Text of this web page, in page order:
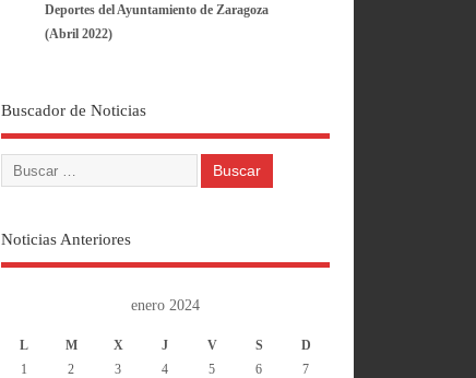
Deportes del Ayuntamiento de Zaragoza
(Abril 2022)
Buscador de Noticias
Noticias Anteriores
enero 2024
L M X J V S
D
1
2 3 4 5 6
7